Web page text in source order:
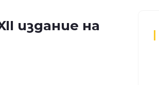
издание на